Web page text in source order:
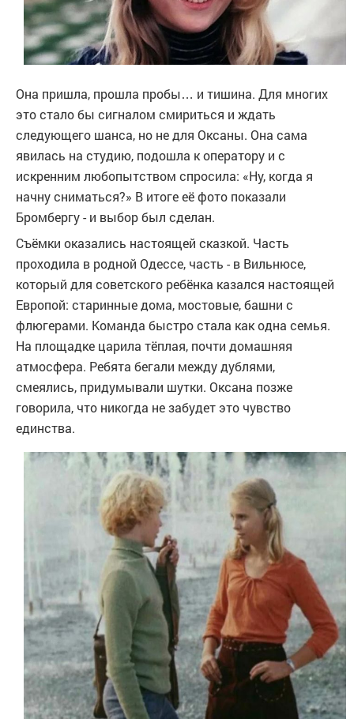
Она пришла, прошла пробы… и тишина. Для многих
это стало бы сигналом смириться и ждать
следующего шанса, но не для Оксаны. Она сама
явилась на студию, подошла к оператору и с
искренним любопытством спросила: «Ну, когда я
начну сниматься?» В итоге её фото показали
Бромбергу - и выбор был сделан.
Съёмки оказались настоящей сказкой. Часть
проходила в родной Одессе, часть - в Вильнюсе,
который для советского ребёнка казался настоящей
Европой: старинные дома, мостовые, башни с
флюгерами. Команда быстро стала как одна семья.
На площадке царила тёплая, почти домашняя
атмосфера. Ребята бегали между дублями,
смеялись, придумывали шутки. Оксана позже
говорила, что никогда не забудет это чувство
единства.